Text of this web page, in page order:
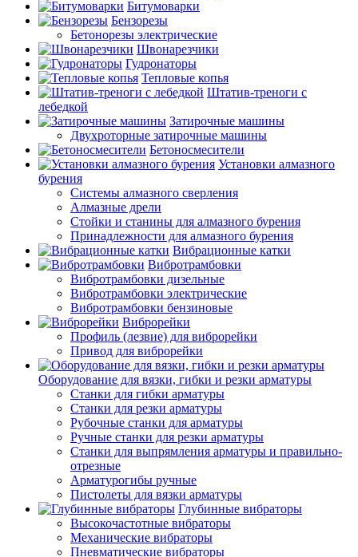
Битумоварки
Бензорезы
Бетонорезы электрические
Швонарезчики
Гудронаторы
Тепловые копья
Штатив-треноги с
лебедкой
Затирочные машины
Двухроторные затирочные машины
Бетоносмесители
Установки алмазного
бурения
Системы алмазного сверления
Алмазные дрели
Стойки и станины для алмазного бурения
Принадлежности для алмазного бурения
Вибрационные катки
Вибротрамбовки
Вибротрамбовки дизельные
Вибротрамбовки электрические
Вибротрамбовки бензиновые
Виброрейки
Профиль (лезвие) для виброрейки
Привод для виброрейки
Оборудование для вязки, гибки и резки арматуры
Станки для гибки арматуры
Станки для резки арматуры
Рубочные станки для арматуры
Ручные станки для резки арматуры
Станки для выпрямления арматуры и правильно-
отрезные
Арматурогибы ручные
Пистолеты для вязки арматуры
Глубинные вибраторы
Высокочастотные вибраторы
Механические вибраторы
Пневматические вибраторы